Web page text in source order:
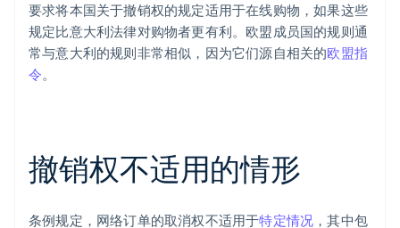
要求将本国关于撤销权的规定适用于在线购物，如果这些
规定比意大利法律对购物者更有利。欧盟成员国的规则通
常与意大利的规则非常相似，因为它们源自相关的欧盟指
令。
撤销权不适用的情形
条例规定，网络订单的取消权不适用于特定情况 ，其中包